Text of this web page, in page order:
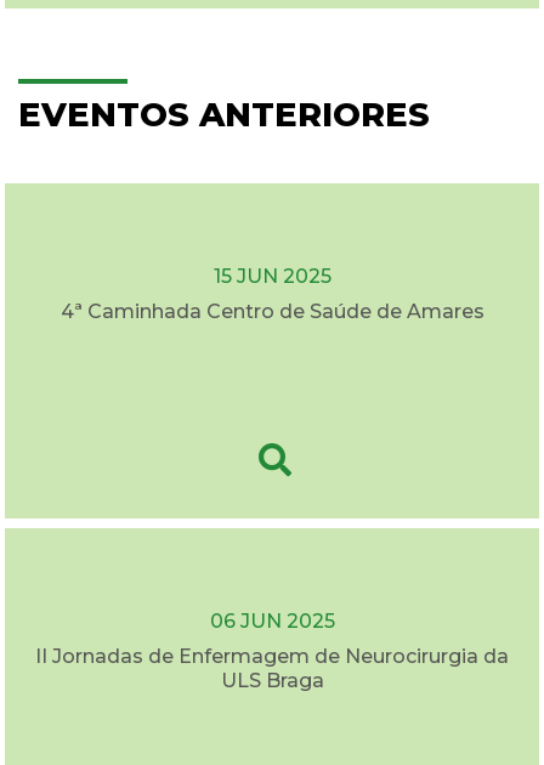
EVENTOS ANTERIORES
15 JUN 2025
4ª Caminhada Centro de Saúde de Amares
06 JUN 2025
II Jornadas de Enfermagem de Neurocirurgia da
ULS Braga